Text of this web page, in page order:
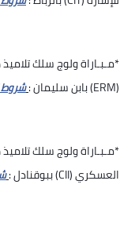
*مـبـاراة ولوج سلك
(ERM) بابن سليمان :
شروط
*مـبـاراة ولوج سلك
العسكري (CII) ببوقنادل :